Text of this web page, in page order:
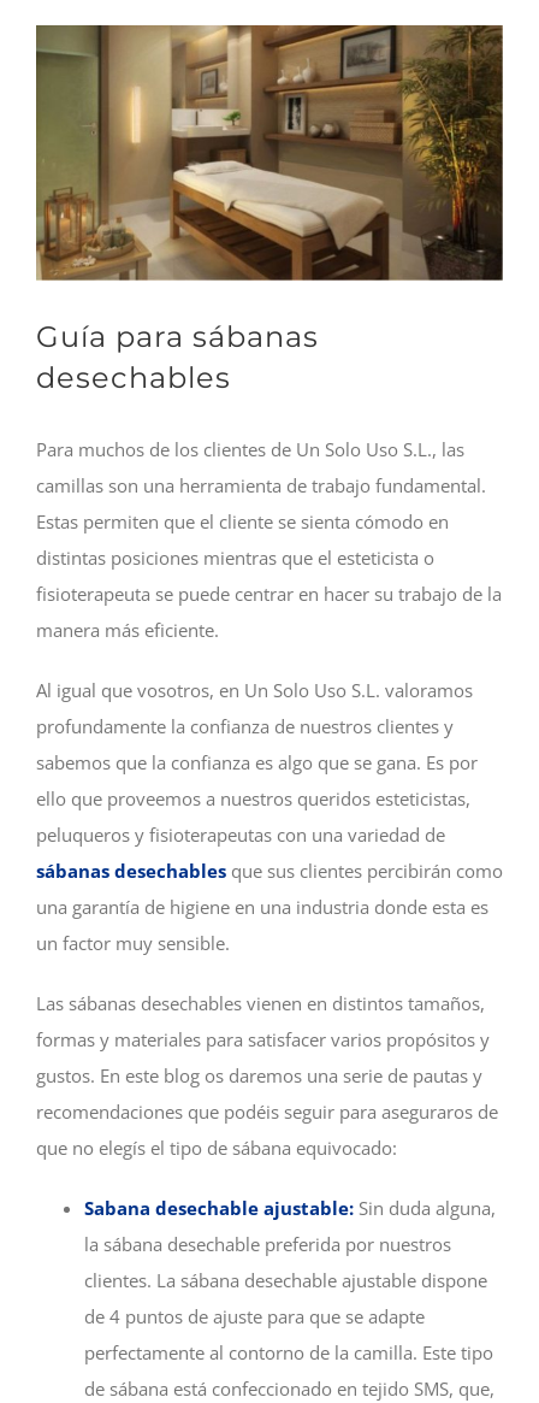
Guía para sábanas
desechables
Para muchos de los clientes de Un Solo Uso S.L., las
camillas son una herramienta de trabajo fundamental.
Estas permiten que el cliente se sienta cómodo en
distintas posiciones mientras que el esteticista o
fisioterapeuta se puede centrar en hacer su trabajo de la
manera más eficiente.
Al igual que vosotros, en Un Solo Uso S.L. valoramos
profundamente la confianza de nuestros clientes y
sabemos que la confianza es algo que se gana. Es por
ello que proveemos a nuestros queridos esteticistas,
peluqueros y fisioterapeutas con una variedad de
sábanas desechables que sus clientes percibirán como
una garantía de higiene en una industria donde esta es
un factor muy sensible.
Las sábanas desechables vienen en distintos tamaños,
formas y materiales para satisfacer varios propósitos y
gustos. En este blog os daremos una serie de pautas y
recomendaciones que podéis seguir para aseguraros de
que no elegís el tipo de sábana equivocado:
Sabana desechable ajustable: Sin duda alguna,
la sábana desechable preferida por nuestros
clientes. La sábana desechable ajustable dispone
de 4 puntos de ajuste para que se adapte
perfectamente al contorno de la camilla. Este tipo
de sábana está confeccionado en tejido SMS, que,